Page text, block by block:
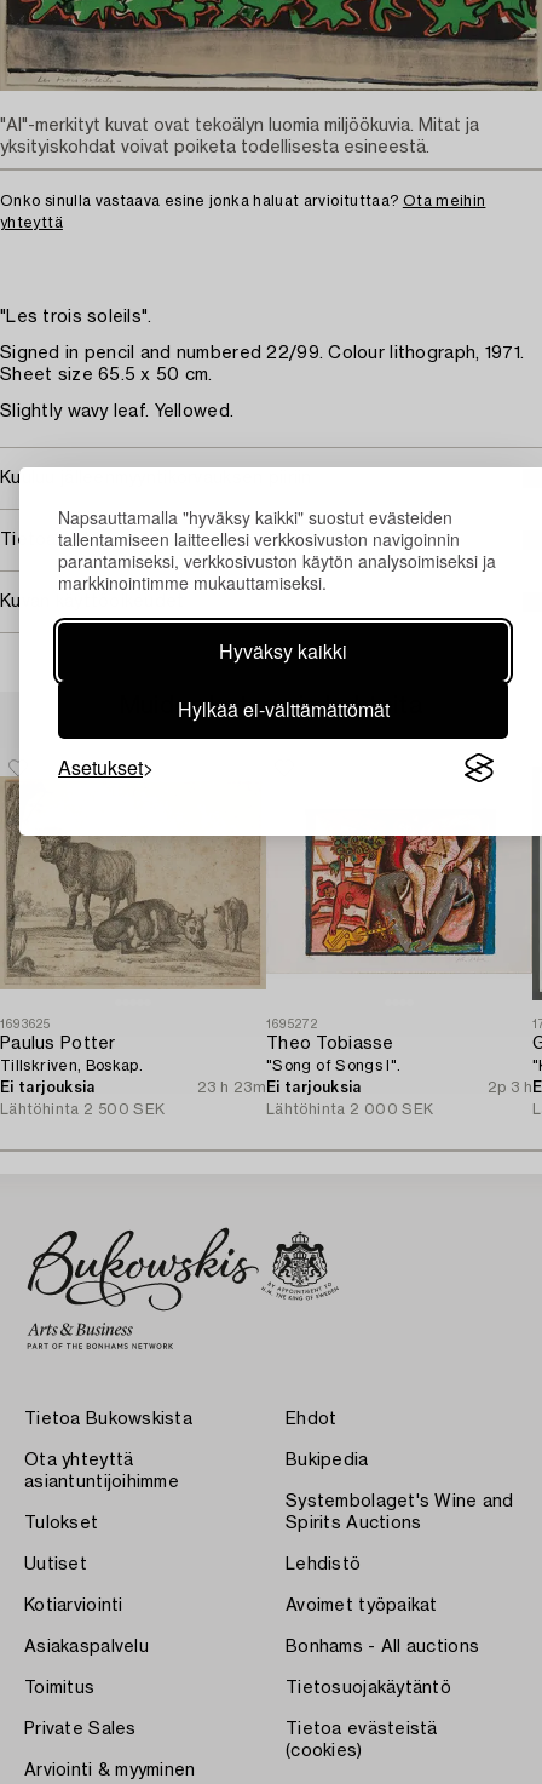
Napsauttamalla "hyväksy kaikki" suostut evästeiden
tallentamiseen laitteellesi verkkosivuston navigoinnin
parantamiseksi, verkkosivuston käytön analysoimiseksi ja
markkinointimme mukauttamiseksi.
Hyväksy kaikki
Hylkää ei-välttämättömät
Asetukset
Onko sinulla vastaava esine jonka haluat arvioituttaa? Ota meihin
yhteyttä
"Les trois soleils".
Signed in pencil and numbered 22/99. Colour lithograph, 1971.
Sheet size 65.5 x 50 cm.
Slightly wavy leaf. Yellowed.
Kuuluu jälleenmyyntikorvauksen piiriin
Tietoa ostamisesta
Kuvan käyttöoikeudet
"AI"-merkityt kuvat ovat tekoälyn luomia miljöökuvia. Mitat ja
yksityiskohdat voivat poiketa todellisesta esineestä.
Muiden katsomia kohteita
1693625
Paulus Potter
Tillskriven, Boskap.
Ei tarjouksia
23 h 23m
Lähtöhinta 2 500 SEK
1695272
Theo Tobiasse
"Song of Songs I".
Ei tarjouksia
2p 3 h
Lähtöhinta 2 000 SEK
Tietoa Bukowskista
Ota yhteyttä
asiantuntijoihimme
Tulokset
Uutiset
Kotiarviointi
Asiakaspalvelu
Toimitus
Private Sales
Arviointi & myyminen
Ehdot
Bukipedia
Systembolaget's Wine and
Spirits Auctions
Lehdistö
Avoimet työpaikat
Bonhams - All auctions
Tietosuojakäytäntö
Tietoa evästeistä
(cookies)